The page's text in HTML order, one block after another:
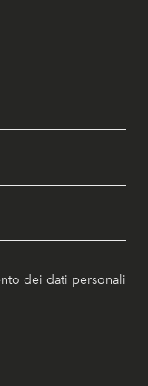
dei dati personali